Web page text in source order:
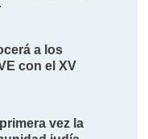
a los
con el XV
vez la